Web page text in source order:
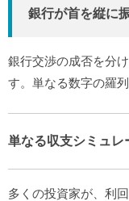
銀行が首を縦に
銀行交渉の成否を分
す。単なる数字の羅
単なる収支シミュレ
多くの投資家が、利